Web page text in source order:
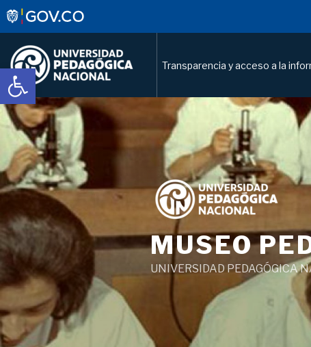
Abrir barra de herramientas Transparencia y acceso a la
Saltar
al
contenido
MUSEO
UNIVERSIDAD PEDAGÓGICA